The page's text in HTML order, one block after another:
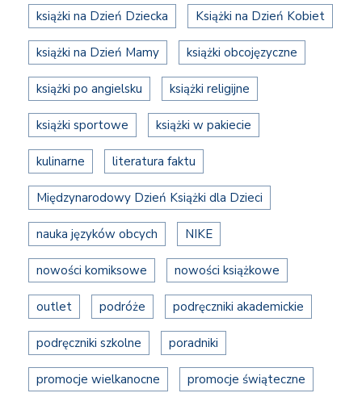
książki na Dzień Dziecka Książki na Dzień Kobiet
książki na Dzień Mamy książki obcojęzyczne
książki po angielsku książki religijne
książki sportowe książki w pakiecie
kulinarne literatura faktu
Międzynarodowy Dzień Książki dla Dzieci
nauka języków obcych NIKE
nowości komiksowe nowości książkowe
outlet podróże podręczniki akademickie
podręczniki szkolne poradniki
promocje wielkanocne promocje świąteczne